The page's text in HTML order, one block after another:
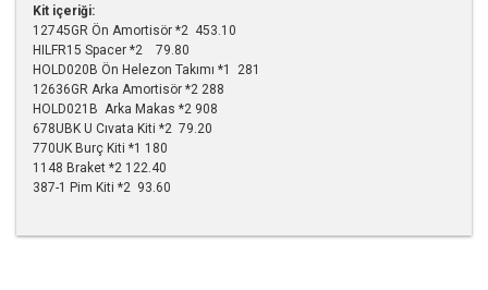
Kit içeriği:
12745GR Ön Amortisör *2 453.10
HILFR15 Spacer *2 79.80
HOLD020B Ön Helezon Takımı *1 281
12636GR Arka Amortisör *2 288
HOLD021B Arka Makas *2 908
678UBK U Cıvata Kiti *2 79.20
770UK Burç Kiti *1 180
1148 Braket *2 122.40
387-1 Pim Kiti *2 93.60